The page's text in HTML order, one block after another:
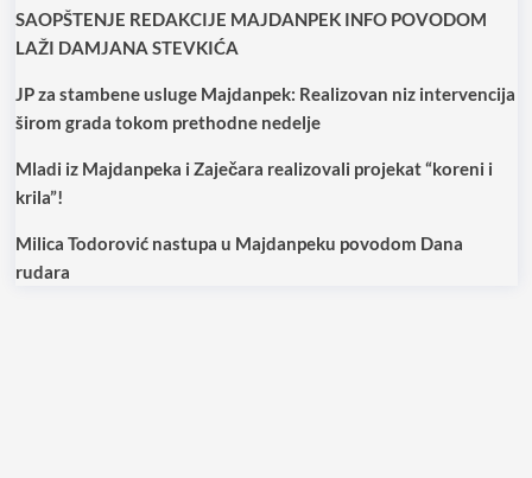
SAOPŠTENJE REDAKCIJE MAJDANPEK INFO POVODOM
LAŽI DAMJANA STEVKIĆA
JP za stambene usluge Majdanpek: Realizovan niz intervencija
širom grada tokom prethodne nedelje
Mladi iz Majdanpeka i Zaječara realizovali projekat “koreni i
krila”!
Milica Todorović nastupa u Majdanpeku povodom Dana
rudara